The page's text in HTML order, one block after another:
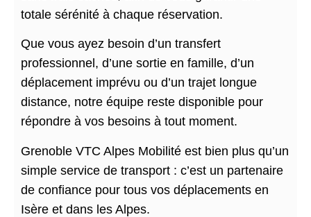
totale sérénité à chaque réservation.
Que vous ayez besoin d’un transfert
professionnel, d’une sortie en famille, d’un
déplacement imprévu ou d’un trajet longue
distance, notre équipe reste disponible pour
répondre à vos besoins à tout moment.
Grenoble VTC Alpes Mobilité est bien plus qu’un
simple service de transport : c’est un partenaire
de confiance pour tous vos déplacements en
Isère et dans les Alpes.